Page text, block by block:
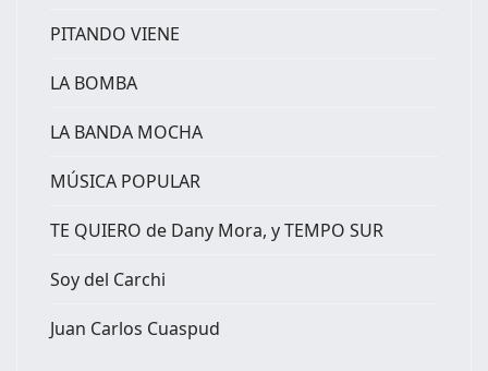
PITANDO VIENE
LA BOMBA
LA BANDA MOCHA
MÚSICA POPULAR
TE QUIERO de Dany Mora, y TEMPO SUR
Soy del Carchi
Juan Carlos Cuaspud